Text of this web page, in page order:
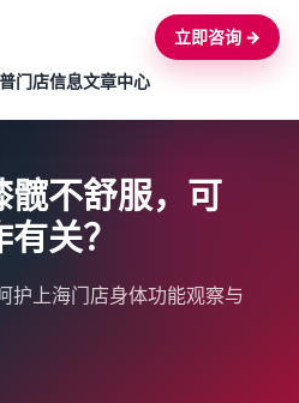
门店信息文章中心
立即咨询 →
髋不舒服，可
关？
护上海门店身体功能观察与